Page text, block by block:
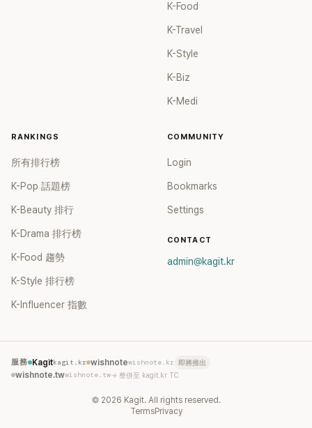
K-Food
K-Travel
K-Style
K-Biz
K-Medi
RANKINGS
所有排行榜
K-Pop 話題榜
K-Beauty 排行
K-Drama 排行榜
K-Food 趨勢
K-Style 排行榜
K-Influencer 指數
COMMUNITY
Login
Bookmarks
Settings
CONTACT
admin@kagit.kr
服務 Kagitkagit.kr wishnotewishnote.kr 即將推出
wishnote.twwishnote.tw→ 整併至 kagit.kr TC
© 2026 Kagit. All rights reserved.
TermsPrivacy